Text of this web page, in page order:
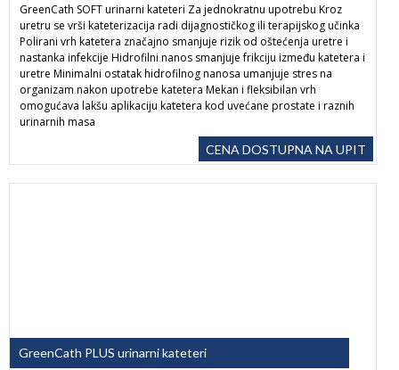
GreenCath SOFT urinarni kateteri Za jednokratnu upotrebu Kroz
uretru se vrši kateterizacija radi dijagnostičkog ili terapijskog učinka
Polirani vrh katetera značajno smanjuje rizik od oštećenja uretre i
nastanka infekcije Hidrofilni nanos smanjuje frikciju između katetera i
uretre Minimalni ostatak hidrofilnog nanosa umanjuje stres na
organizam nakon upotrebe katetera Mekan i fleksibilan vrh
omogućava lakšu aplikaciju katetera kod uvećane prostate i raznih
urinarnih masa
CENA DOSTUPNA NA UPIT
GreenCath PLUS urinarni kateteri